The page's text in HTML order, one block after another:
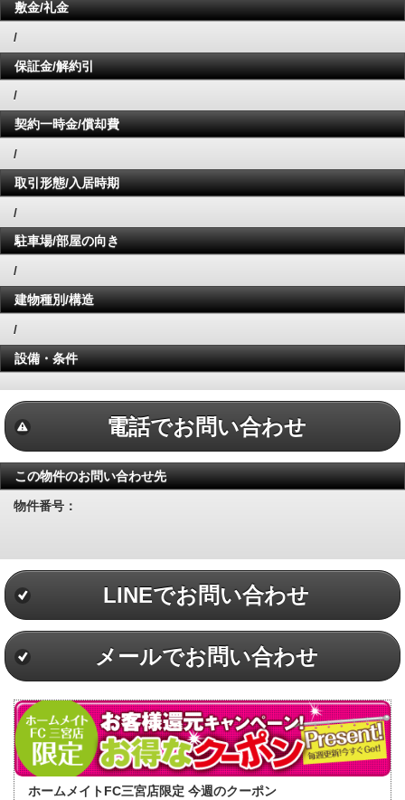
敷金/礼金
/
保証金/解約引
/
契約一時金/償却費
/
取引形態/入居時期
/
駐車場/部屋の向き
/
建物種別/構造
/
設備・条件
電話でお問い合わせ
この物件のお問い合わせ先
物件番号：
LINEでお問い合わせ
メールでお問い合わせ
ホームメイトFC三宮店限定 今週のクーポン